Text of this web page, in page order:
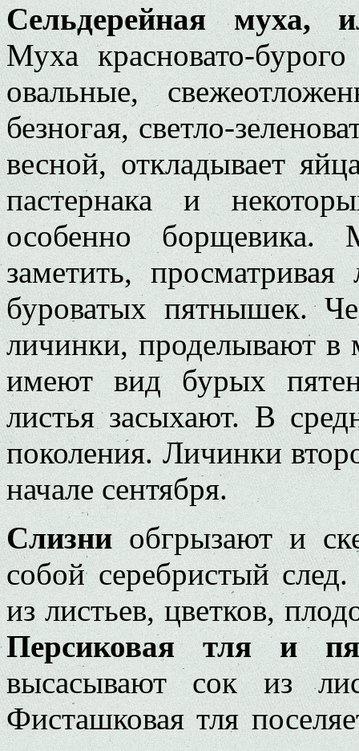
Сельдерейная муха,
Муха красновато-
овальные,
безногая, светло-
весной, откладывает
пастернака и
особенно
заметить,
буроватых пятнышек.
личинки, проделывают
имеют вид бурых
листья засыхают. В
поколения. Личинки
начале сентября.
Слизниобгрызают и
собой серебристый
из листьев, цветков,
Персиковая тля и
высасывают сок из
Фисташковая тля